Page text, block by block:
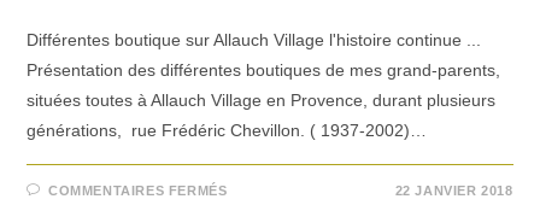
Différentes boutique sur Allauch Village l'histoire continue ...
Présentation des différentes boutiques de mes grand-parents,
situées toutes à Allauch Village en Provence, durant plusieurs
générations, rue Frédéric Chevillon. ( 1937-2002)…
COMMENTAIRES FERMÉS 22 JANVIER 2018